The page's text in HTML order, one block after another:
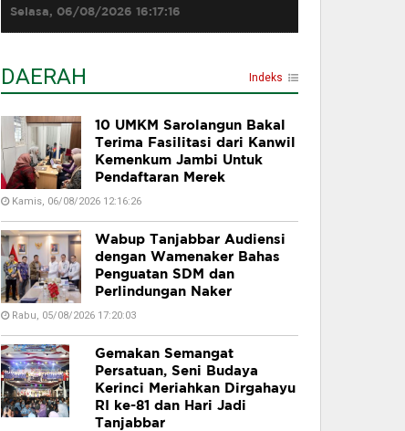
Selasa, 06/08/2026 16:17:16
DAERAH Indeks
10 UMKM Sarolangun Bakal
Terima Fasilitasi dari Kanwil
Kemenkum Jambi Untuk
Pendaftaran Merek
Kamis, 06/08/2026 12:16:26
Wabup Tanjabbar Audiensi
dengan Wamenaker Bahas
Penguatan SDM dan
Perlindungan Naker
Rabu, 05/08/2026 17:20:03
Gemakan Semangat
Persatuan, Seni Budaya
Kerinci Meriahkan Dirgahayu
RI ke-81 dan Hari Jadi
Tanjabbar